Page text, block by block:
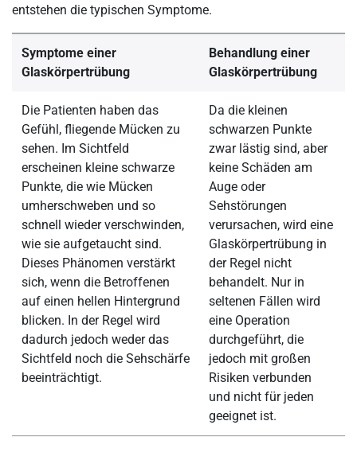
entstehen die typischen Symptome.
Symptome einer
Glaskörpertrübung
Behandlung einer
Glaskörpertrübung
Die Patienten haben das
Gefühl, fliegende Mücken zu
sehen. Im Sichtfeld
erscheinen kleine schwarze
Punkte, die wie Mücken
umherschweben und so
schnell wieder verschwinden,
wie sie aufgetaucht sind.
Dieses Phänomen verstärkt
sich, wenn die Betroffenen
auf einen hellen Hintergrund
blicken. In der Regel wird
dadurch jedoch weder das
Sichtfeld noch die Sehschärfe
beeinträchtigt.
Da die kleinen
schwarzen Punkte
zwar lästig sind, aber
keine Schäden am
Auge oder
Sehstörungen
verursachen, wird eine
Glaskörpertrübung in
der Regel nicht
behandelt. Nur in
seltenen Fällen wird
eine Operation
durchgeführt, die
jedoch mit großen
Risiken verbunden
und nicht für jeden
geeignet ist.